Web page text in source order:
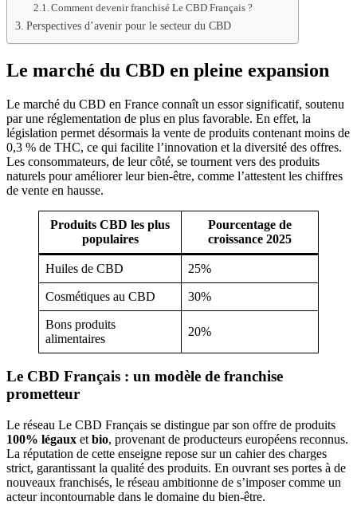
Comment devenir franchisé Le CBD Français ?
Perspectives d’avenir pour le secteur du CBD
Le marché du CBD en pleine expansion
Le marché du CBD en France connaît un essor significatif, soutenu
par une réglementation de plus en plus favorable. En effet, la
législation permet désormais la vente de produits contenant moins de
0,3 % de THC, ce qui facilite l’innovation et la diversité des offres.
Les consommateurs, de leur côté, se tournent vers des produits
naturels pour améliorer leur bien-être, comme l’attestent les chiffres
de vente en hausse.
Produits CBD les plus
populaires
Pourcentage de
croissance 2025
Huiles de CBD 25%
Cosmétiques au CBD 30%
Bons produits
alimentaires
20%
Le CBD Français : un modèle de franchise
prometteur
Le réseau Le CBD Français se distingue par son offre de produits
100% légaux et bio, provenant de producteurs européens reconnus.
La réputation de cette enseigne repose sur un cahier des charges
strict, garantissant la qualité des produits. En ouvrant ses portes à de
nouveaux franchisés, le réseau ambitionne de s’imposer comme un
acteur incontournable dans le domaine du bien-être.